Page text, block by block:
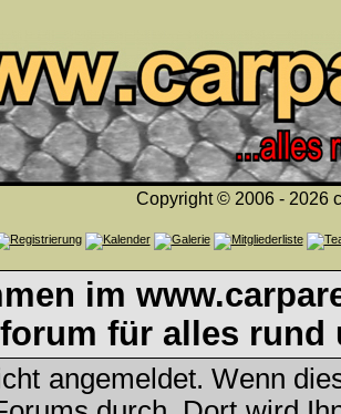
Copyright © 2006 - 2026
im
für alles rund
angemeldet. Wenn